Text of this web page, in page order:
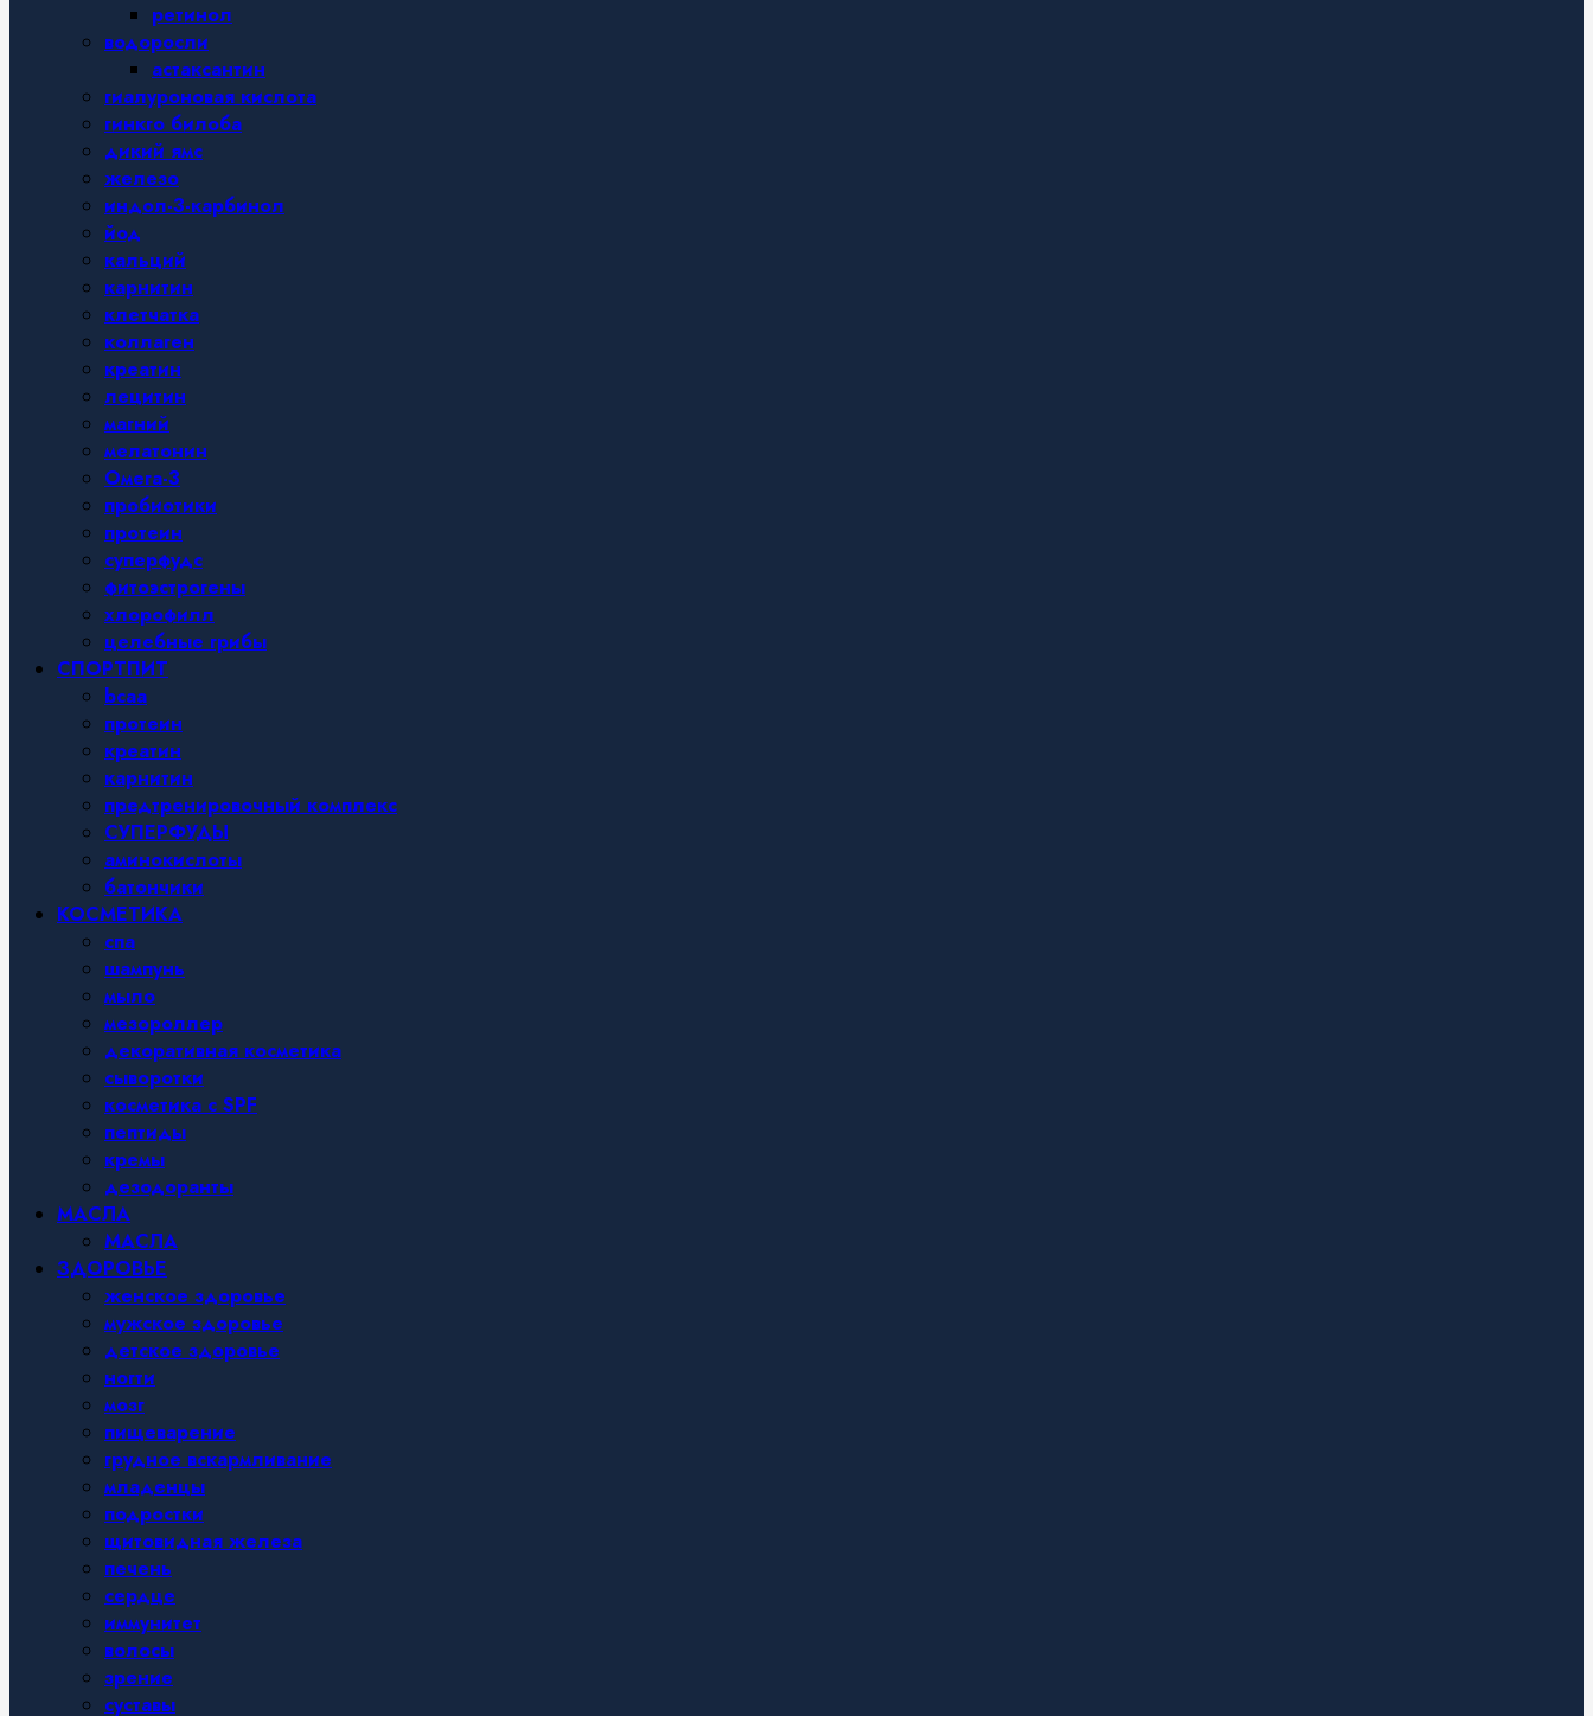
ретинол
водоросли
астаксантин
гиалуроновая кислота
гинкго билоба
дикий ямс
железо
индол-3-карбинол
йод
кальций
карнитин
клетчатка
коллаген
креатин
лецитин
магний
мелатонин
Омега-3
пробиотики
протеин
суперфудс
фитоэстрогены
хлорофилл
целебные грибы
СПОРТПИТ
bcaa
протеин
креатин
карнитин
предтренировочный комплекс
СУПЕРФУДЫ
аминокислоты
батончики
КОСМЕТИКА
спа
шампунь
мыло
мезороллер
декоративная косметика
сыворотки
косметика с SPF
пептиды
кремы
дезодоранты
МАСЛА
МАСЛА
ЗДОРОВЬЕ
женское здоровье
мужское здоровье
детское здоровье
ногти
мозг
пищеварение
грудное вскармливание
младенцы
подростки
щитовидная железа
печень
сердце
иммунитет
волосы
зрение
суставы